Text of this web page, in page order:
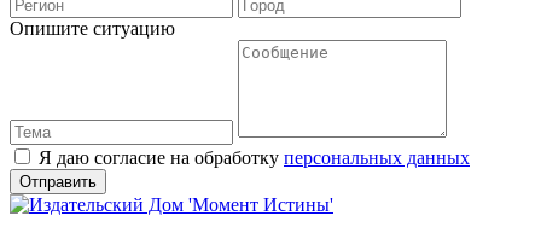
Опишите ситуацию
Я даю согласие на обработку персональных данных